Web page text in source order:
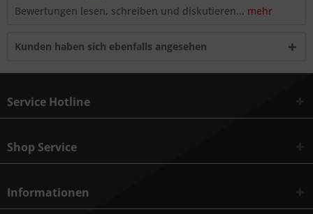
Bewertungen lesen, schreiben und diskutieren... mehr
Kunden haben sich ebenfalls angesehen
Service Hotline
Shop Service
Informationen